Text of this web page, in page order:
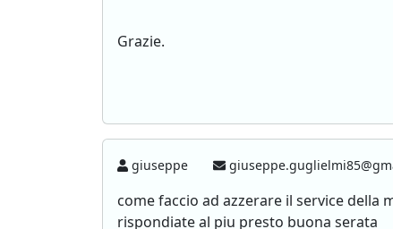
Grazie.
giuseppe
come faccio ad azzerare il service
rispondiate al piu presto buona serata